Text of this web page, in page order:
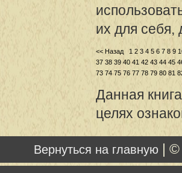
их для себя,
<< Назад 1 2 3 4 5 6 7 8 9
37 38 39 40 41 42 43 44 45
73 74 75 76 77 78 79 80 81
Данная
целях
Вернуться на главную |